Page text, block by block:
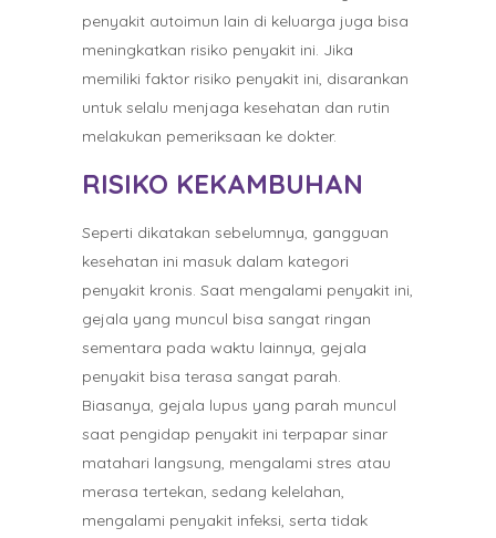
penyakit autoimun lain di keluarga juga bisa
meningkatkan risiko penyakit ini. Jika
memiliki faktor risiko penyakit ini, disarankan
untuk selalu menjaga kesehatan dan rutin
melakukan pemeriksaan ke dokter.
RISIKO KEKAMBUHAN
Seperti dikatakan sebelumnya, gangguan
kesehatan ini masuk dalam kategori
penyakit kronis. Saat mengalami penyakit ini,
gejala yang muncul bisa sangat ringan
sementara pada waktu lainnya, gejala
penyakit bisa terasa sangat parah.
Biasanya, gejala lupus yang parah muncul
saat pengidap penyakit ini terpapar sinar
matahari langsung, mengalami stres atau
merasa tertekan, sedang kelelahan,
mengalami penyakit infeksi, serta tidak